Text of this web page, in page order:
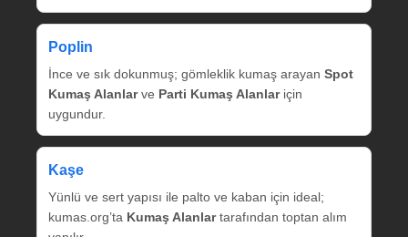
Poplin
İnce ve sık dokunmuş; gömleklik kumaş arayan Spot
Kumaş Alanlarve Parti Kumaş Alanlariçin
uygundur.
Kaşe
Yünlü ve sert yapısı ile palto ve kaban için ideal;
kumas.org’ta Kumaş Alanlartarafından toptan alım